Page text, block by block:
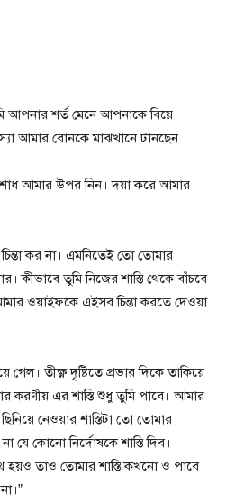
আপনার শর্ত মেনে আপনাকে বিয়ে
আমার বোনকে মাঝখানে টানছেন
আমার উপর নিন। দয়া করে আমার
কর না। এমনিতেই তো তোমার
কীভাবে তুমি নিজের শাস্তি থেকে বাঁচবে
ওয়াইফকে এইসব চিন্তা করতে দেওয়া
তীক্ষ্ণ দৃষ্টিতে প্রভার দিকে তাকিয়ে
করণীয় এর শাস্তি শুধু তুমি পাবে। আমার
নেওয়ার শাস্তিটা তো তোমার
কোনো নির্দোষকে শাস্তি দিব।
হয়ও তাও তোমার শাস্তি কখনো ও পাবে